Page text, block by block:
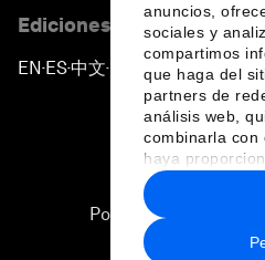
anuncios,
sociales y
compartimos
que haga del
partners de
análisis web,
combinarla con
haya
recopilado a
hecho de sus
Ediciones en otros
EN ▪ ES▪中文▪ 日本語
Política de